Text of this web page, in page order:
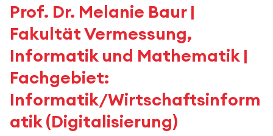
Prof. Dr. Melanie Baur |
Fakultät Vermessung,
Informatik und Mathematik |
Fachgebiet:
Informatik/Wirtschaftsinform
atik (Digitalisierung)